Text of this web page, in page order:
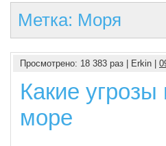
Метка: Моря
Просмотрено: 18 383 раз | Erkin |
Какие
море